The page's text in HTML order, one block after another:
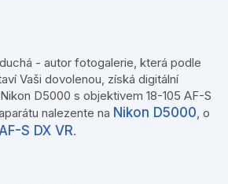
- autor fotogalerie, která podle
Vaši dovolenou, získá digitální
D5000 s objektivem 18-105 AF-S
nalezente na Nikon D5000, o
S DX VR.